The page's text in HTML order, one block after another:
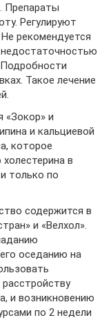
Препараты
Регулируют
Не рекомендуется
Такое лечение
«Зокор» и
и кальциевой
которое
в
только по
содержится в
и «Велхол».
оседанию на
и возникновению
по 2 недели